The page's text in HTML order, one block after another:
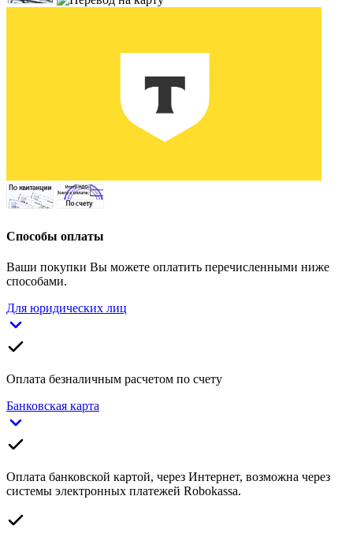
Способы оплаты
Ваши покупки Вы можете оплатить перечисленными ниже
способами.
Для юридических лиц
Оплата безналичным расчетом по счету
Банковская карта
Оплата банковской картой, через Интернет, возможна через
системы электронных платежей Robokassa.